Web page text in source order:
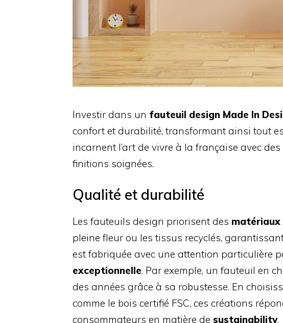
Investir dans un fauteuil design Made In
confort et durabilité, transformant ainsi tout
incarnent l’art de vivre à la française avec
finitions soignées.
Qualité et durabilité
Les fauteuils design priorisent des matériaux
pleine fleur ou les tissus recyclés,
est fabriquée avec une attention particulière
exceptionnelle. Par exemple, un fauteuil en
des années grâce à sa robustesse. En
comme le bois certifié FSC, ces créations
consommateurs en matière de sustainability.